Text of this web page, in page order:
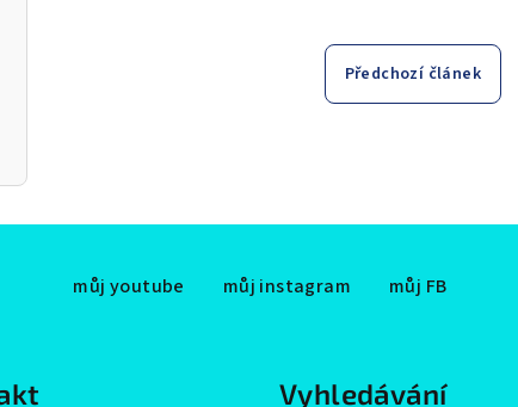
Předchozí článek
můj youtube můj instagram můj FB
Vyhledávání